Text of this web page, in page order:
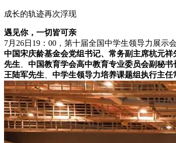
成长的轨迹再次浮现
遇见你，一切皆可亲
7月26日19：00，第十届全国中学生领导力展示
中国宋庆龄基金会党组书记、常务副主席杭元祥
先生
中国教育学会高中教育专业委员会副秘书
王陆军先生
中学生领导力培养课题组执行主任